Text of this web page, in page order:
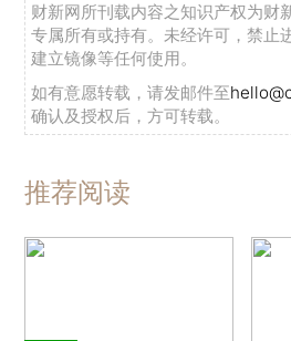
财新网所刊载内容之知识产权为财
专属所有或持有。未经许可，禁止
建立镜像等任何使用。
如有意愿转载，请发邮件至
确认及授权后，方可转载。
推荐阅读